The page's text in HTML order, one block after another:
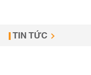
TIN TỨC